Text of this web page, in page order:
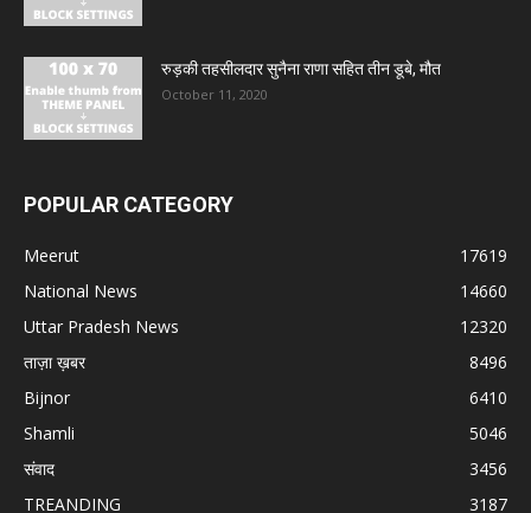
रुड़की तहसीलदार सुनैना राणा सहित तीन डूबे, मौत
October 11, 2020
POPULAR CATEGORY
Meerut
17619
National News
14660
Uttar Pradesh News
12320
ताज़ा ख़बर
8496
Bijnor
6410
Shamli
5046
संवाद
3456
TREANDING
3187